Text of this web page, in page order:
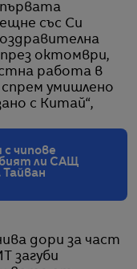
със Си
октомври,
работа в
спрем умишлено
с Китай“,
с чипове
ли САЩ
дори за част
загуби